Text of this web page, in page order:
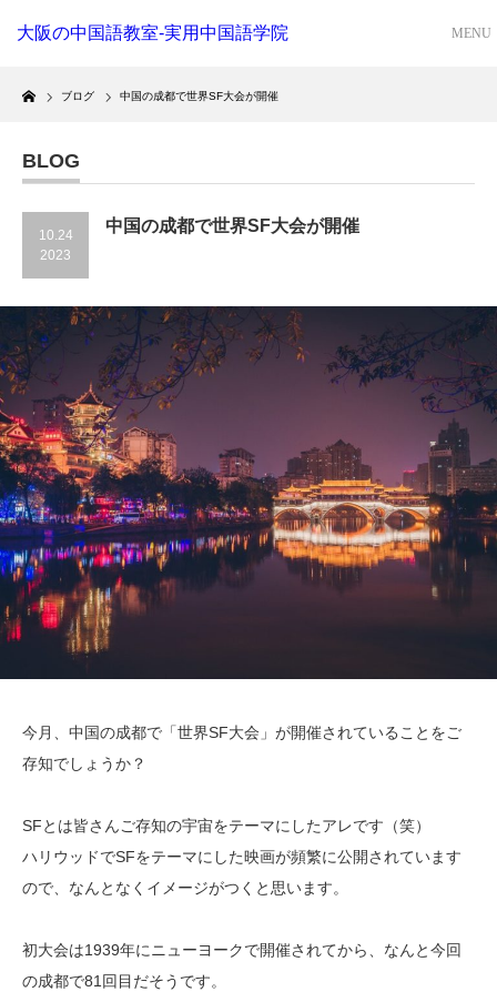
大阪の中国語教室-実用中国語学院
Home
ブログ 中国の成都で世界SF大会が開催
BLOG
10.24
2023
中国の成都で世界SF大会が開催
今月、中国の成都で「世界SF大会」が開催されていることをご
存知でしょうか？
SFとは皆さんご存知の宇宙をテーマにしたアレです（笑）
ハリウッドでSFをテーマにした映画が頻繁に公開されています
ので、なんとなくイメージがつくと思います。
初大会は1939年にニューヨークで開催されてから、なんと今回
の成都で81回目だそうです。